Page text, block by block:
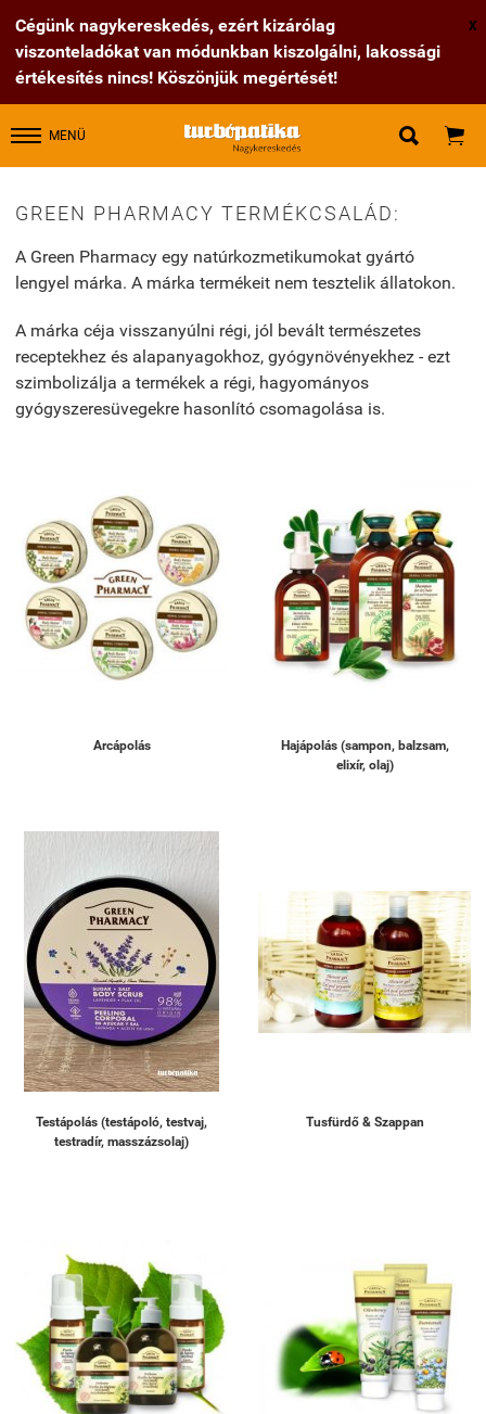
Cégünk nagykereskedés, ezért kizárólag
viszonteladókat van módunkban kiszolgálni, lakossági
értékesítés nincs! Köszönjük megértését!
X
MENÜ  
GREEN PHARMACY TERMÉKCSALÁD:
A Green Pharmacy egy natúrkozmetikumokat gyártó
lengyel márka. A márka termékeit nem tesztelik állatokon.
A márka céja visszanyúlni régi, jól bevált természetes
receptekhez és alapanyagokhoz, gyógynövényekhez - ezt
szimbolizálja a termékek a régi, hagyományos
gyógyszeresüvegekre hasonlító csomagolása is.
Arcápolás
Hajápolás (sampon, balzsam,
elixír, olaj)
Testápolás (testápoló, testvaj,
testradír, masszázsolaj)
Tusfürdő & Szappan